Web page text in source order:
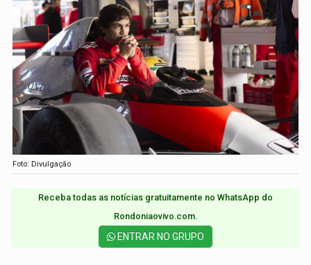
Foto: Divulgação
Receba todas as notícias gratuitamente no WhatsApp do
Rondoniaovivo.com.​
ENTRAR NO GRUPO